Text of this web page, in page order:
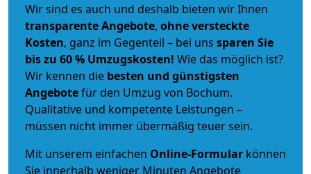
Wir sind es auch und deshalb bieten wir Ihnen
transparente Angebote, ohne versteckte
Kosten, ganz im Gegenteil – bei uns sparen Sie
bis zu 60 % Umzugskosten! Wie das möglich ist?
Wir kennen die besten und günstigsten
Angebotefür den Umzug von Bochum.
Qualitative und kompetente Leistungen –
müssen nicht immer übermäßig teuer sein.
Mit unserem einfachen Online-Formular können
Sie innerhalb weniger Minuten Angebote